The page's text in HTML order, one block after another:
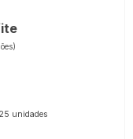
unidades